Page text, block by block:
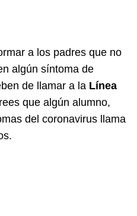
a los padres que no
algún síntoma de
de llamar a la Línea
que algún alumno,
del coronavirus llama